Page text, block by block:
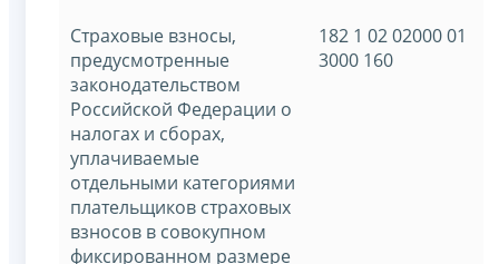
Страховые взносы,
предусмотренные
законодательством
Российской Федерации о
налогах и сборах,
уплачиваемые
отдельными категориями
плательщиков страховых
взносов в совокупном
фиксированном размере
182 1 02 02000 01
3000 160